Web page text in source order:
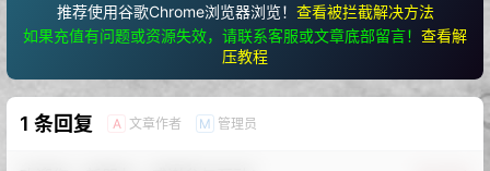
推荐使用谷歌Chrome浏览器浏览！ 查看被拦截解决方法
如果充值有问题或资源失效，请联系客服或文章底部留言！ 查看解
压教程
1 条回复 A 文章作者 M 管理员